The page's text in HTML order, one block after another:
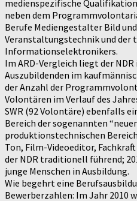
medienspezifische
neben dem
Berufe Mediengestalter Bild
Veranstaltungstechnik und der
Informationselektronikers.
Im ARD-Vergleich liegt der
Auszubildenden im
der Anzahl der
Volontären im Verlauf des
SWR (92 Volontäre) ebenfalls
Bereich der sogenannten
produktionstechnischen
Ton, Film-Videoeditor,
der NDR traditionell führend;
junge Menschen in Ausbildung.
Wie begehrt eine
Bewerberzahlen: Im Jahr 2010